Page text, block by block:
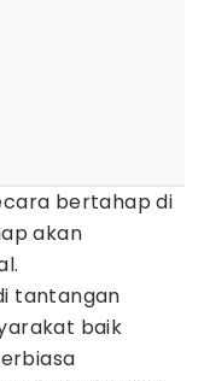
bertahap di
akan
tantangan
baik